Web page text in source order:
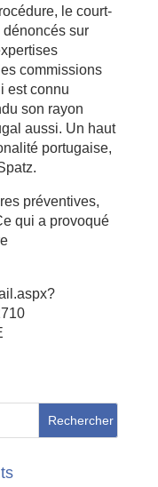
le court-
sur
commissions
est connu
son rayon
aussi. Un haut
portugaise,
préventives,
qui a provoqué